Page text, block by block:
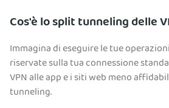
Cos'è lo split tunneling delle
Immagina di eseguire le tue
riservate sulla tua connessione
VPN alle app e i siti web meno
tunneling.